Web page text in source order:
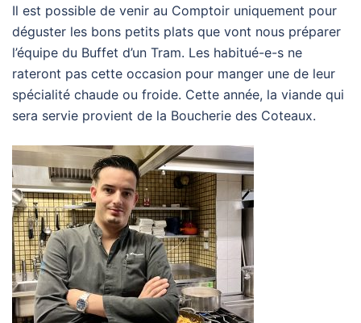
Il est possible de venir au Comptoir uniquement pour
déguster les bons petits plats que vont nous préparer
l’équipe du Buffet d’un Tram. Les habitué-e-s ne
rateront pas cette occasion pour manger une de leur
spécialité chaude ou froide. Cette année, la viande qui
sera servie provient de la Boucherie des Coteaux.